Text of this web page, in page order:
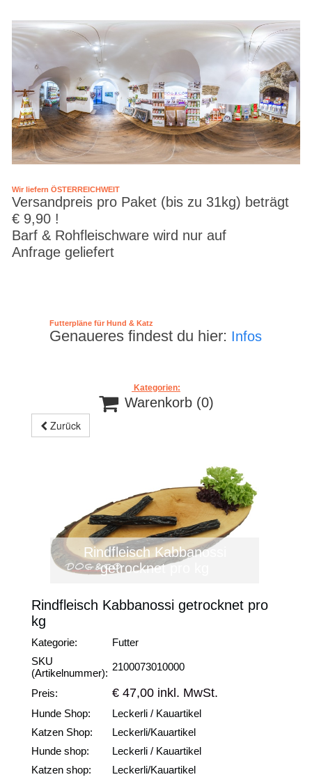
Wir liefern ÖSTERREICHWEIT
Versandpreis pro Paket (bis zu 31kg) beträgt
€ 9,90 !
Barf & Rohfleischware wird nur auf
Anfrage geliefert
Futterpläne für Hund & Katz
Genaueres findest du hier: Infos
Kategorien:
 Warenkorb (0)
Zurück
Rindfleisch Kabbanossi
getrocknet pro kg
Rindfleisch Kabbanossi getrocknet pro
kg
Kategorie:
Futter
SKU
(Artikelnummer):
2100073010000
Preis: € 47,00 inkl. MwSt.
Hunde Shop:
Leckerli / Kauartikel
Katzen Shop:
Leckerli/Kauartikel
Hunde shop:
Leckerli / Kauartikel
Katzen shop:
Leckerli/Kauartikel